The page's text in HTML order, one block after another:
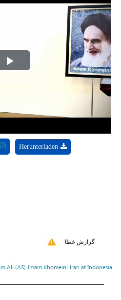
Play
Herunterladen
گزارش خطا
Ali (AS) Imam Khomeini Iran at Indonesia